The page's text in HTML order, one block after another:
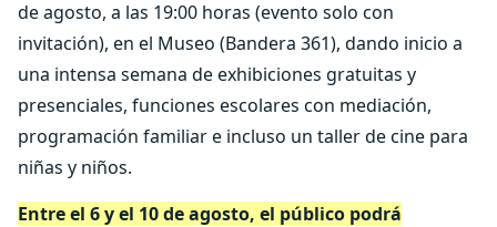
de agosto, a las 19:00 horas (evento solo con
invitación), en el Museo (Bandera 361), dando inicio a
una intensa semana de exhibiciones gratuitas y
presenciales, funciones escolares con mediación,
programación familiar e incluso un taller de cine para
niñas y niños.
Entre el 6 y el 10 de agosto, el público podrá